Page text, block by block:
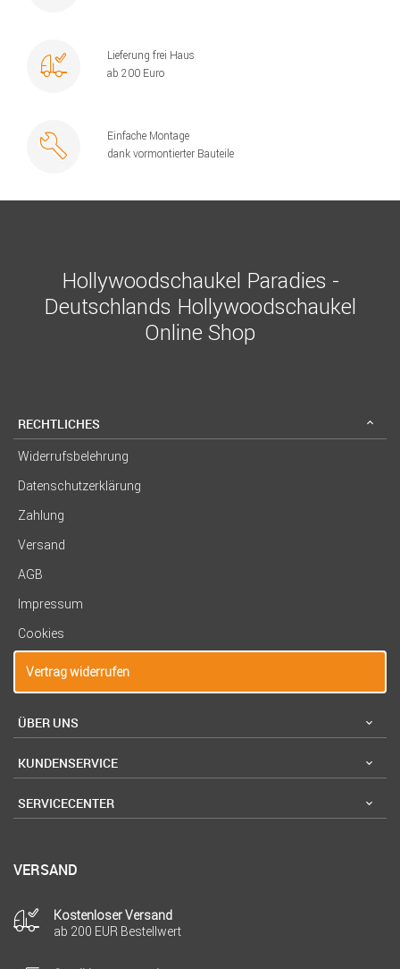
Lieferung frei Haus
ab 200 Euro
Einfache Montage
dank vormontierter Bauteile
Hollywoodschaukel Paradies -
Deutschlands Hollywoodschaukel
Online Shop
RECHTLICHES
Widerrufsbelehrung
Datenschutzerklärung
Zahlung
Versand
AGB
Impressum
Cookies
Vertrag widerrufen
ÜBER UNS
KUNDENSERVICE
SERVICECENTER
VERSAND
Kostenloser Versand
ab 200 EUR Bestellwert